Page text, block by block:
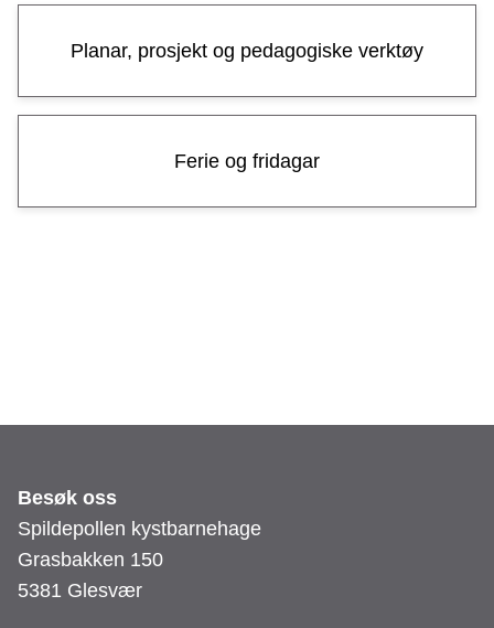
a
r
n
e
Planar, prosjekt og pedagogiske verktøy
Ferie og fridagar
Besøk oss
Spildepollen kystbarnehage
Grasbakken 150
5381 Glesvær